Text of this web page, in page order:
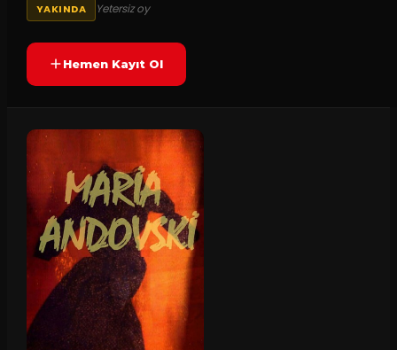
YAKINDA Yetersiz oy
Hemen Kayıt Ol